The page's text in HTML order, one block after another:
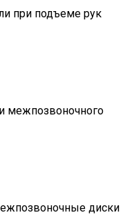
при подъеме рук
межпозвоночного
диски